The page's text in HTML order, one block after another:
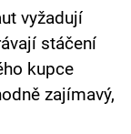
vyžadují
stáčení
kupce
zajímavý,